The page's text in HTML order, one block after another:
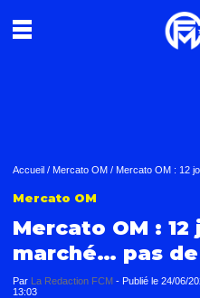
Accueil / Mercato OM / Mercato OM : 12
Mercato OM
Mercato OM :
marché… pas
Par La Redaction FCM - Publié le 24/06/
13:03